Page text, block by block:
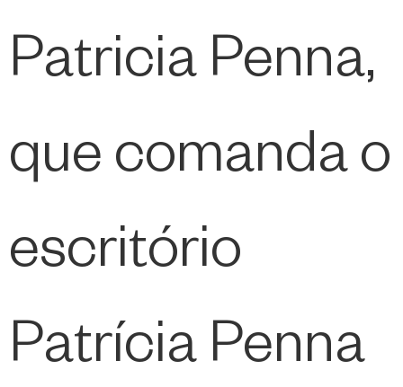
Patricia Penna,
que comanda o
escritório
Patrícia Penna